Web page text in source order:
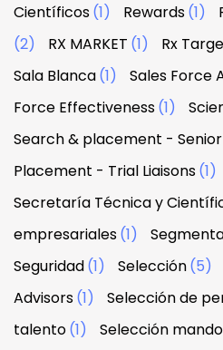
Científicos(1) Rewards(1)
(2)
RX MARKET (1) Rx
Sala Blanca(1) Sales Force
Force Effectiveness(1)
Search & placement - Senior
Placement - Trial Liaisons(1)
Secretaría Técnica y
empresariales(1)
Seguridad(1) Selección(5)
Advisors(1) Selección de
talento(1) Selección